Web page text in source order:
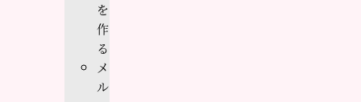
を
作
る
メ
ル